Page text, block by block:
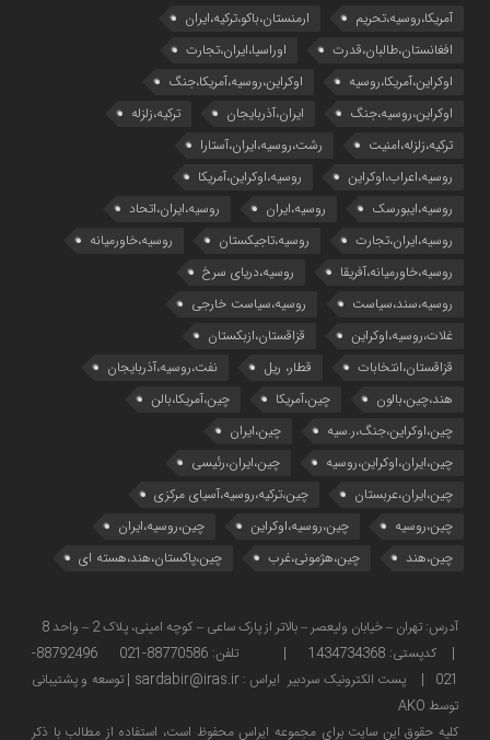
آمریکا،روسیه،تحریم
ارمنستان،باکو،ترکیه،ایران
افغانستان،طالبان،قدرت
اوراسیا،ایران،تجارت
اوکراین،آمریکا،روسیه
اوکراین،روسیه،آمریکا،جنگ
اوکراین،روسیه،جنگ
ایران،آذربایجان
ترکیه،زلزله
ترکیه،زلزله،امنیت
رشت،روسیه،ایران،آستارا
روسیه،اعراب،اوکراین
روسیه،اوکراین،آمریکا
روسیه،ایبورسک
روسیه،ایران
روسیه،ایران،اتحاد
روسیه،ایران،تجارت
روسیه،تاجیکستان
روسیه،خاورمیانه
روسیه،خاورمیانه،آفریقا
روسیه،دریای سرخ
روسیه،سند،سیاست
روسیه،سیاست خارجی
غلات،روسیه،اوکراین
قزاقستان،ازبکستان
قزاقستان،انتخابات
قطار، ریل
نفت،روسیه،آذربایجان
هند،چین،بالون
چین،آمریکا
چین،آمریکا،بالن
چین،اوکراین،جنگ،ر.سیه
چین،ایران
چین،ایران،اوکراین،روسیه
چین،ایران،رئیسی
چین،ایران،عربستان
چین،ترکیه،روسیه،آسیای مرکزی
چین،روسیه
چین،روسیه،اوکراین
چین،روسیه،ایران
چین،هند
چین،هژمونی،غرب چین،پاکستان،هند،هسته ای
| کدپستی: 1434734368 | تلفن: 88770586-021 88792496-
021 | پست الکترونیک سردبیر ایراس : sardabir@iras.ir |
توسعه و پشتیبانی
توسط AKO
كليه حقوق این سایت برای مجموعه ایراس محفوظ است، استفاده از مطالب با ذكر